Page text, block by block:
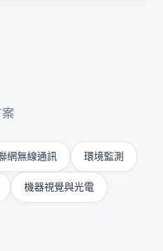
網無線通訊 環境監測
機器視覺與光電